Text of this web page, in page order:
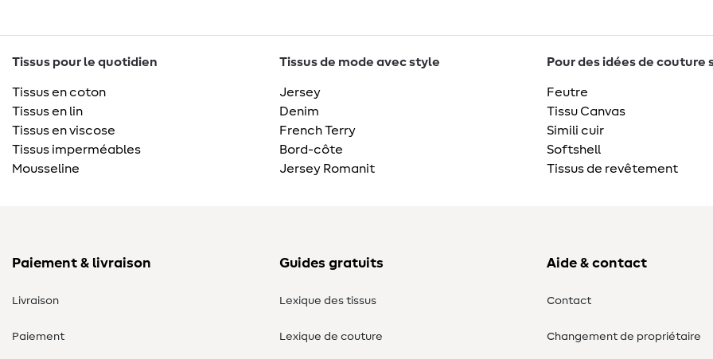
Tissus pour le quotidien
Tissus en coton
Tissus en lin
Tissus en viscose
Tissus imperméables
Mousseline
Tissus de mode avec style
Jersey
Denim
French Terry
Bord-côte
Jersey Romanit
Pour des idées de couture
Feutre
Tissu Canvas
Simili cuir
Softshell
Tissus de revêtement
Paiement & livraison
Livraison
Paiement
Guides gratuits
Lexique des tissus
Lexique de couture
Aide & contact
Contact
Changement de propriétaire